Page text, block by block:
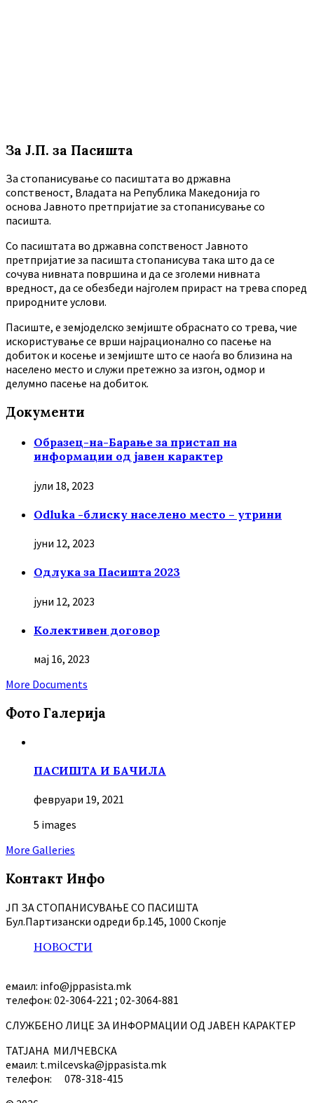
За Ј.П. за Пасишта
За стопанисување со пасиштата во државна
сопственост, Владата на Република Македонија го
основа Јавното претпријатие за стопанисување со
пасишта.
Co пасиштата во државна сопственост Јавното
претпријатие за пасишта стопанисува така што да се
сочува нивната површина и да се зголеми нивната
вредност, да се обезбеди најголем прираст на трева според
природните услови.
Пасиште, е земјоделско земјиште обраснато со трева, чие
искористување се врши најрационално со пасење на
добиток и косење и земјиште што се наоѓа во близина на
населено место и служи претежно за изгон, одмор и
делумно пасење на добиток.
Документи
Образец-на-Барање за пристап на
информации од јавен карактер
јули 18, 2023
Odluka -блиску населено место – утрини
јуни 12, 2023
Oдлука за Пасишта 2023
јуни 12, 2023
Колективен договор
мај 16, 2023
More Documents
Фото Галерија
ПАСИШТА И БАЧИЛА
февруари 19, 2021
5 images
More Galleries
Контакт Инфо
ЈП ЗА СТОПАНИСУВАЊЕ СО ПАСИШТА
Бул.Партизански oдреди бр.145, 1000 Скопје
НОВОСТИ
емаил: info@jppasista.mk
телефон: 02-3064-221 ; 02-3064-881
СЛУЖБЕНО ЛИЦЕ ЗА ИНФОРМАЦИИ ОД ЈАВЕН КАРАКТЕР
ТАТЈАНА МИЛЧЕВСКА
емаил: t.milcevska@jppasista.mk
телефон: 078-318-415